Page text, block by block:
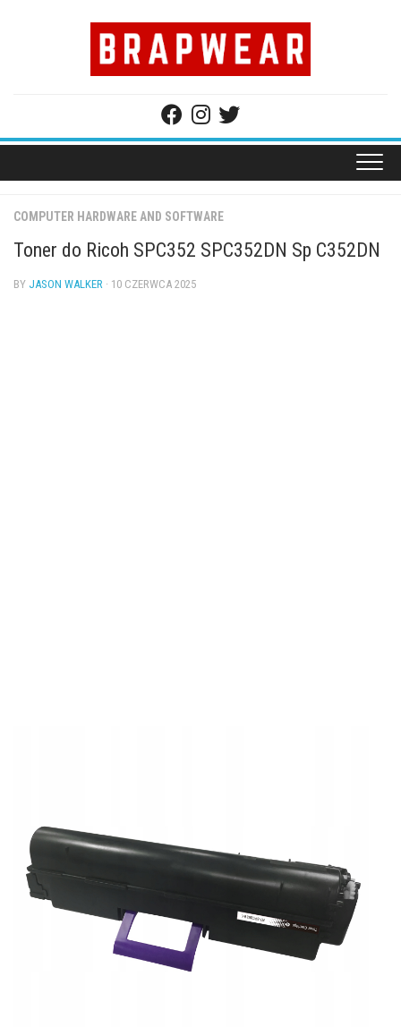
COMPUTER HARDWARE AND SOFTWARE
Toner do Ricoh SPC352 SPC352DN Sp C352DN
BY JASON WALKER · 10 CZERWCA 2025